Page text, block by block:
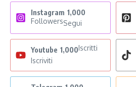
Instagram 1,000
FollowersSegui
Youtube 1,000Iscritti
Iscriviti